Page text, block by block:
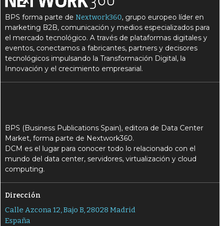
BPS forma parte deNextwork360, grupo europeo líder en
marketing B2B, comunicación y medios especializados para
el mercado tecnológico. A través de plataformas digitales y
eventos, conectamos a fabricantes, partners y decisores
tecnológicos impulsando la Transformación Digital, la
Innovación y el crecimiento empresarial.
BPS (Business Publications Spain), editora de Data Center
Market, forma parte de Nextwork360.
DCM es el lugar para conocer todo lo relacionado con el
mundo del data center, servidores, virtualización y cloud
computing.
Dirección
Calle Azcona 12, Bajo B, 28028 Madrid
España